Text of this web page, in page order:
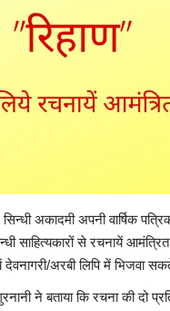
अकादमी अपनी वार्षिक
साहित्यकारों से रचनायें
देवनागरी/अरबी लिपि में भिजवा
ने बताया कि रचना की दो